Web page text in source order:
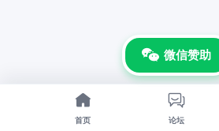
微信赞助

首页

论坛